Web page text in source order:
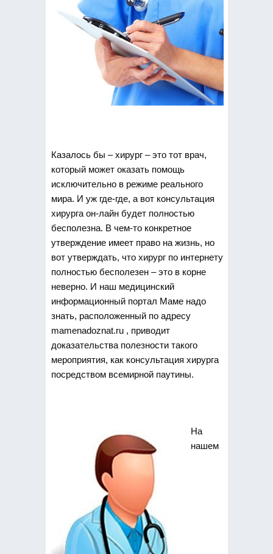
Казалось бы – хирург – это тот врач,
который может оказать помощь
исключительно в режиме реального
мира. И уж где-где, а вот консультация
хирурга он-лайн будет полностью
бесполезна. В чем-то конкретное
утверждение имеет право на жизнь, но
вот утверждать, что хирург по интернету
полностью бесполезен – это в корне
неверно. И наш медицинский
информационный портал Маме надо
знать, расположенный по адресу
mamenadoznat.ru , приводит
доказательства полезности такого
мероприятия, как консультация хирурга
посредством всемирной паутины.
На
нашем